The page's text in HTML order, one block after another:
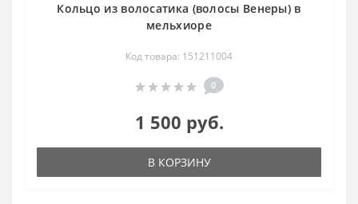
Кольцо из волосатика (волосы Венеры) в
мельхиоре
Код товара: 151211004
0
1 500 руб.
В КОРЗИНУ